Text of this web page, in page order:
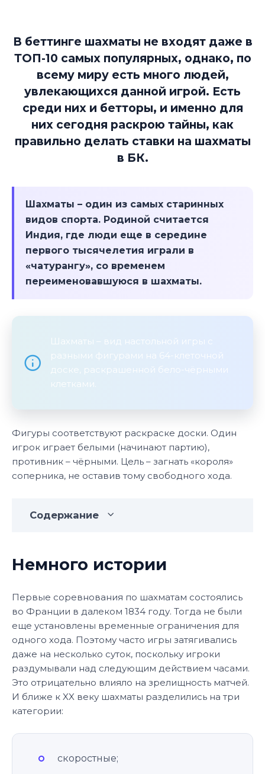
В беттинге шахматы не входят даже в
ТОП-10 самых популярных, однако, по
всему миру есть много людей,
увлекающихся данной игрой. Есть
среди них и бетторы, и именно для
них сегодня раскрою тайны, как
правильно делать ставки на шахматы
в БК.
Шахматы – один из самых старинных
видов спорта. Родиной считается
Индия, где люди еще в середине
первого тысячелетия играли в
«чатурангу», со временем
переименовавшуюся в шахматы.
Шахматы – вид настольной игры с
разными фигурами на 64-клеточной
доске, раскрашенной бело-чёрными
клетками.
Фигуры соответствуют раскраске доски. Один
игрок играет белыми (начинают партию),
противник – чёрными. Цель – загнать «короля»
соперника, не оставив тому свободного хода.
Содержание
Немного истории
Первые соревнования по шахматам состоялись
во Франции в далеком 1834 году. Тогда не были
еще установлены временные ограничения для
одного хода. Поэтому часто игры затягивались
даже на несколько суток, поскольку игроки
раздумывали над следующим действием часами.
Это отрицательно влияло на зрелищность матчей.
И ближе к XX веку шахматы разделились на три
категории:
скоростные;